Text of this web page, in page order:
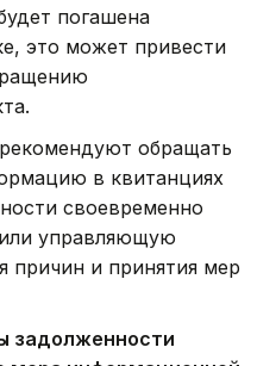
погашена
это может привести
обращать
в квитанциях
своевременно
управляющую
причин и принятия мер
задолженности